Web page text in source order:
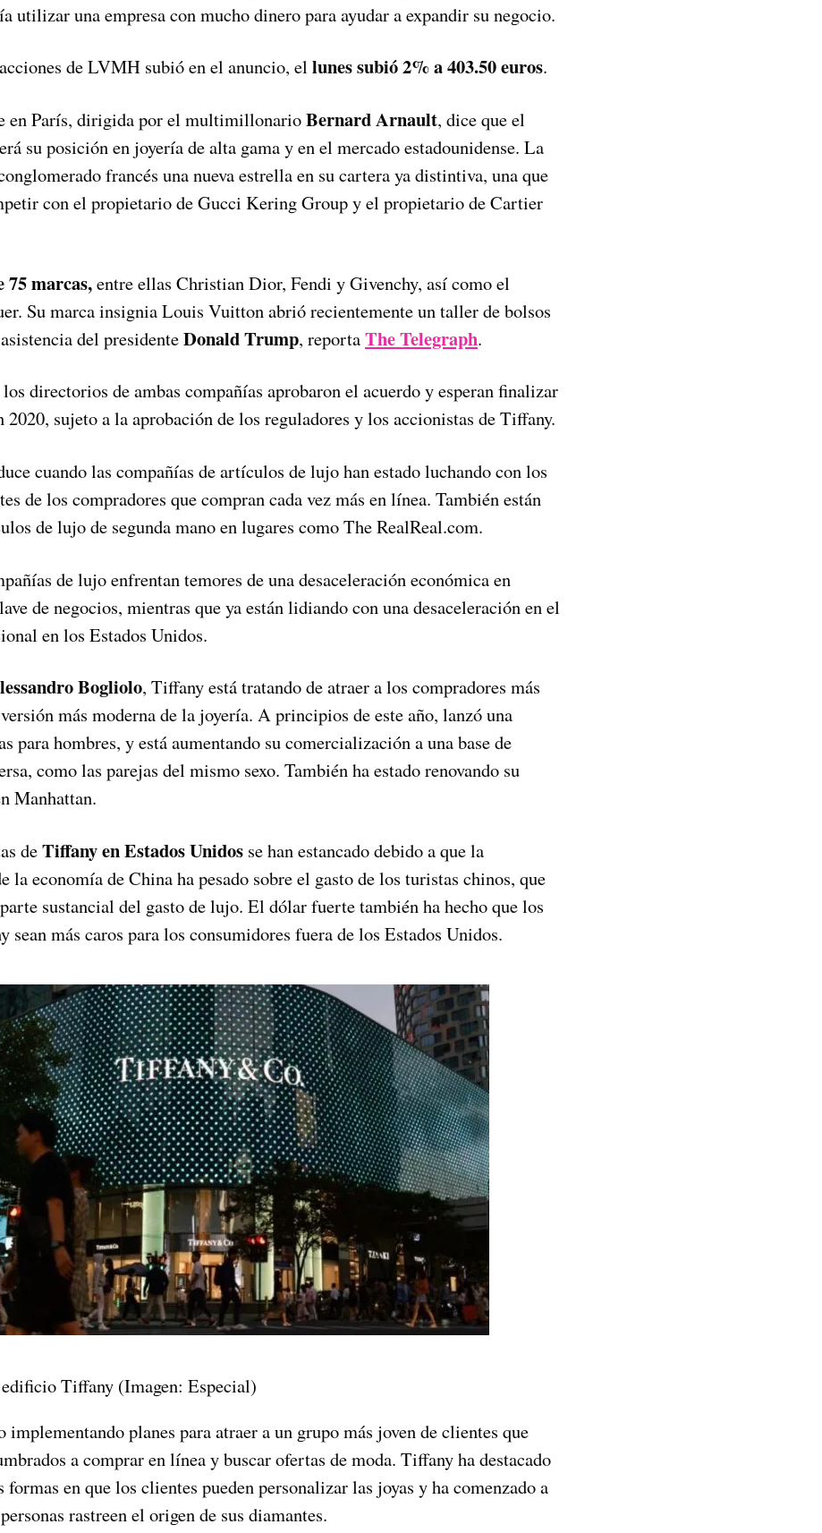
utilizar una empresa con mucho dinero para ayudar a expandir su negocio.
de LVMH subió en el anuncio, el lunes subió 2% a 403.50 euros.
en París, dirigida por el multimillonarioBernard Arnault, dice que el
su posición en joyería de alta gama y en el mercado estadounidense. La
francés una nueva estrella en su cartera ya distintiva, una que
con el propietario de Gucci Kering Group y el propietario de Cartier
75 marcas,entre ellas Christian Dior, Fendi y Givenchy, así como el
Su marca insignia Louis Vuitton abrió recientemente un taller de bolsos
del presidenteDonald Trump, reportaThe Telegraph.
directorios de ambas compañías aprobaron el acuerdo y esperan finalizar
sujeto a la aprobación de los reguladores y los accionistas de Tiffany.
cuando las compañías de artículos de lujo han estado luchando con los
de los compradores que compran cada vez más en línea. También están
de lujo de segunda mano en lugares como The RealReal.com.
de lujo enfrentan temores de una desaceleración económica en
de negocios, mientras que ya están lidiando con una desaceleración en el
en los Estados Unidos.
Bogliolo, Tiffany está tratando de atraer a los compradores más
más moderna de la joyería. A principios de este año, lanzó una
para hombres, y está aumentando su comercialización a una base de
como las parejas del mismo sexo. También ha estado renovando su
Manhattan.
deTiffany en Estados Unidos se han estancado debido a que la
la economía de China ha pesado sobre el gasto de los turistas chinos, que
sustancial del gasto de lujo. El dólar fuerte también ha hecho que los
sean más caros para los consumidores fuera de los Estados Unidos.
edificio Tiffany (Imagen: Especial)
implementando planes para atraer a un grupo más joven de clientes que
a comprar en línea y buscar ofertas de moda. Tiffany ha destacado
formas en que los clientes pueden personalizar las joyas y ha comenzado a
rastreen el origen de sus diamantes.